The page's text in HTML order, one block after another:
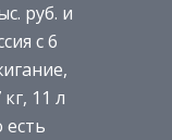
руб. и
с 6
11 л
есть